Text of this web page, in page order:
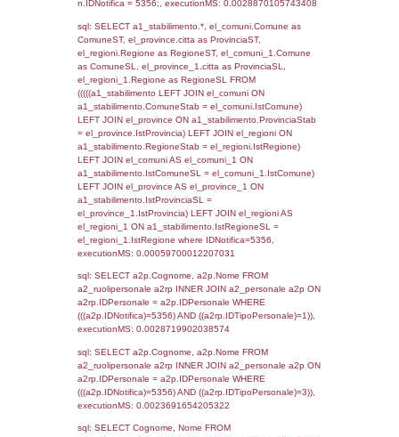
INCIDENTALI CON IMPATTO
STABILIMENTO
Indietro
Debug
sql: SELECT COUNT(*) FROM `userlevels`
`userlevelid` = -2, executionMS:
sql: SELECT `userlevelid`, `userlevelname`
sql: SELECT COUNT(*) FROM
WHERE `userlevelid` = -2, executionMS:
sql: SELECT `tablename`, `userlevelid`,
`userlevelpermissions` WHERE `userlevelid`